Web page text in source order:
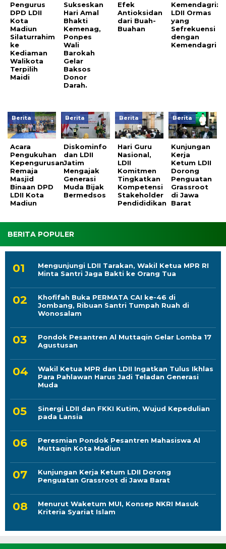
Pengurus
DPD LDII
Kota
Madiun
Silaturrahim
ke
Kediaman
Walikota
Terpilih
Maidi
Sukseskan
Hari Amal
Bhakti
Kemenag,
Ponpes
Wali
Barokah
Gelar
Baksos
Donor
Darah.
Efek
Antioksidan
dari Buah-
Buahan
Kemendagri:
LDII Ormas
yang
Sefrekuensi
dengan
Kemendagri
Berita
Acara
Pengukuhan
Kepengurusan
Remaja
Masjid
Binaan DPD
LDII Kota
Madiun
Berita
Diskominfo
dan LDII
Jatim
Mengajak
Generasi
Muda Bijak
Bermedsos
Berita
Hari Guru
Nasional,
LDII
Komitmen
Tingkatkan
Kompetensi
Stakeholder
Pendididikan
Berita
Kunjungan
Kerja
Ketum LDII
Dorong
Penguatan
Grassroot
di Jawa
Barat
BERITA POPULER
Mengunjungi LDII Tarakan, Wakil Ketua MPR RI
Minta Santri Jaga Bakti ke Orang Tua
Khofifah Buka PERMATA CAI ke-46 di
Jombang, Ribuan Santri Tumpah Ruah di
Wonosalam
Pondok Pesantren Al Muttaqin Gelar Lomba 17
Agustusan
Wakil Ketua MPR dan LDII Ingatkan Tulus Ikhlas
Para Pahlawan Harus Jadi Teladan Generasi
Muda
Sinergi LDII dan FKKI Kutim, Wujud Kepedulian
pada Lansia
Peresmian Pondok Pesantren Mahasiswa Al
Muttaqin Kota Madiun
Kunjungan Kerja Ketum LDII Dorong
Penguatan Grassroot di Jawa Barat
Menurut Waketum MUI, Konsep NKRI Masuk
Kriteria Syariat Islam